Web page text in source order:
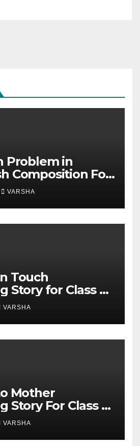
Problem in
Composition For
VARSHA
Touch
Story for Class 5,
HSC
VARSHA
Mother
Story For Class 6,
VARSHA